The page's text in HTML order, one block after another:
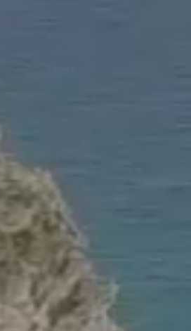
Regala il benessere che viene dal